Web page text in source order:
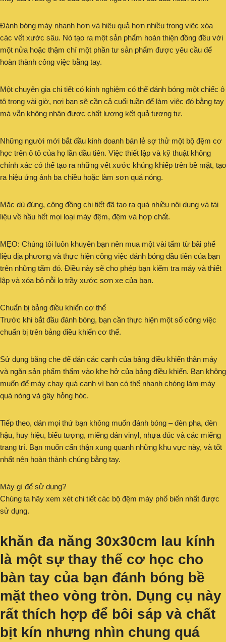
Đánh bóng máy nhanh hơn và hiệu quả hơn nhiều trong việc xóa
các vết xước sâu. Nó tạo ra một sản phẩm hoàn thiện đồng đều với
một nửa hoặc thậm chí một phần tư sản phẩm được yêu cầu để
hoàn thành công việc bằng tay.
Một chuyên gia chi tiết có kinh nghiệm có thể đánh bóng một chiếc ô
tô trong vài giờ, nơi bạn sẽ cần cả cuối tuần để làm việc đó bằng tay
mà vẫn không nhận được chất lượng kết quả tương tự.
Những người mới bắt đầu kinh doanh bán lẻ sợ thử một bộ đệm cơ
học trên ô tô của họ lần đầu tiên. Việc thiết lập và kỹ thuật không
chính xác có thể tạo ra những vết xước khủng khiếp trên bề mặt, tạo
ra hiệu ứng ảnh ba chiều hoặc làm sơn quá nóng.
Mặc dù đúng, cộng đồng chi tiết đã tạo ra quá nhiều nội dung và tài
liệu về hầu hết mọi loại máy đệm, đệm và hợp chất.
MẸO: Chúng tôi luôn khuyên bạn nên mua một vài tấm từ bãi phế
liệu địa phương và thực hiện công việc đánh bóng đầu tiên của bạn
trên những tấm đó. Điều này sẽ cho phép bạn kiểm tra máy và thiết
lập và xóa bỏ nỗi lo trầy xước sơn xe của bạn.
Chuẩn bị bảng điều khiển cơ thể
Trước khi bắt đầu đánh bóng, bạn cần thực hiện một số công việc
chuẩn bị trên bảng điều khiển cơ thể.
Sử dụng băng che để dán các cạnh của bảng điều khiển thân máy
và ngăn sản phẩm thấm vào khe hở của bảng điều khiển. Bạn không
muốn để máy chạy quá cạnh vì bạn có thể nhanh chóng làm máy
quá nóng và gây hỏng hóc.
Tiếp theo, dán mọi thứ bạn không muốn đánh bóng – đèn pha, đèn
hậu, huy hiệu, biểu tượng, miếng dán vinyl, nhựa đúc và các miếng
trang trí. Bạn muốn cẩn thận xung quanh những khu vực này, và tốt
nhất nên hoàn thành chúng bằng tay.
Máy gì để sử dụng?
Chúng ta hãy xem xét chi tiết các bộ đệm máy phổ biến nhất được
sử dụng.
khăn đa năng 30x30cm lau kính
là một sự thay thế cơ học cho
bàn tay của bạn đánh bóng bề
mặt theo vòng tròn. Dụng cụ này
rất thích hợp để bôi sáp và chất
bịt kín nhưng nhìn chung quá